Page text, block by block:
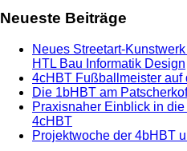
Neueste Beiträge
Neues Streetart-
HTL Bau Informatik Design
4cHBT Fußballmeister auf
Die 1bHBT am
Praxisnaher Einblick in
4cHBT
Projektwoche der 4bHBT